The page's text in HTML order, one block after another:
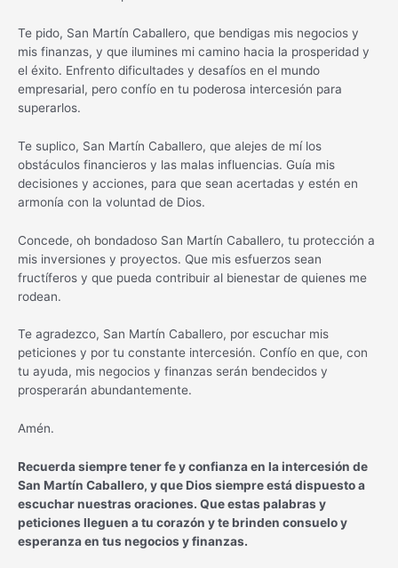
Te pido, San Martín Caballero, que bendigas mis negocios y
mis finanzas, y que ilumines mi camino hacia la prosperidad y
el éxito. Enfrento dificultades y desafíos en el mundo
empresarial, pero confío en tu poderosa intercesión para
superarlos.
Te suplico, San Martín Caballero, que alejes de mí los
obstáculos financieros y las malas influencias. Guía mis
decisiones y acciones, para que sean acertadas y estén en
armonía con la voluntad de Dios.
Concede, oh bondadoso San Martín Caballero, tu protección a
mis inversiones y proyectos. Que mis esfuerzos sean
fructíferos y que pueda contribuir al bienestar de quienes me
rodean.
Te agradezco, San Martín Caballero, por escuchar mis
peticiones y por tu constante intercesión. Confío en que, con
tu ayuda, mis negocios y finanzas serán bendecidos y
prosperarán abundantemente.
Amén.
Recuerda siempre tener fe y confianza en la intercesión de
San Martín Caballero, y que Dios siempre está dispuesto a
escuchar nuestras oraciones. Que estas palabras y
peticiones lleguen a tu corazón y te brinden consuelo y
esperanza en tus negocios y finanzas.